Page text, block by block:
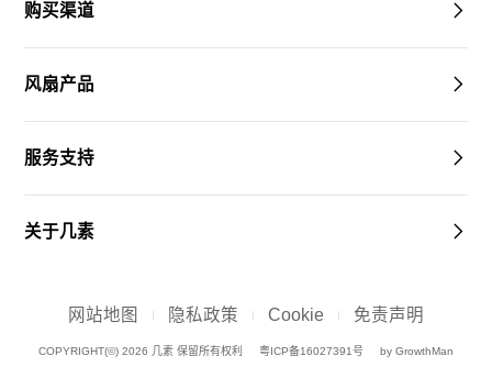
购买渠道
风扇产品
服务支持
关于几素
COPYRIGHT(©) 2026 几素 保留所有权利 粤ICP备16027391号 by GrowthMan
网站地图 隐私政策 Cookie 免责声明